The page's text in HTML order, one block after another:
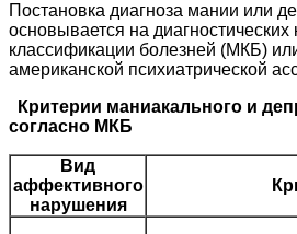
Постановка диагноза мании или
основывается на
классификации болезней (МКБ)
американской психиатрической
Критерии маниакального и
согласно МКБ
Вид
аффективного
нарушения